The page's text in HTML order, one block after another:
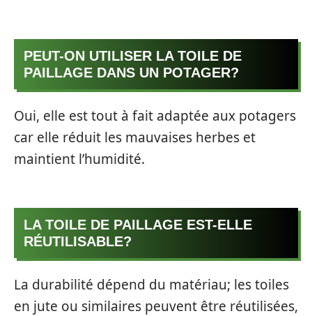
PEUT-ON UTILISER LA TOILE DE
PAILLAGE DANS UN POTAGER?
Oui, elle est tout à fait adaptée aux potagers
car elle réduit les mauvaises herbes et
maintient l’humidité.
LA TOILE DE PAILLAGE EST-ELLE
RÉUTILISABLE?
La durabilité dépend du matériau; les toiles
en jute ou similaires peuvent être réutilisées,